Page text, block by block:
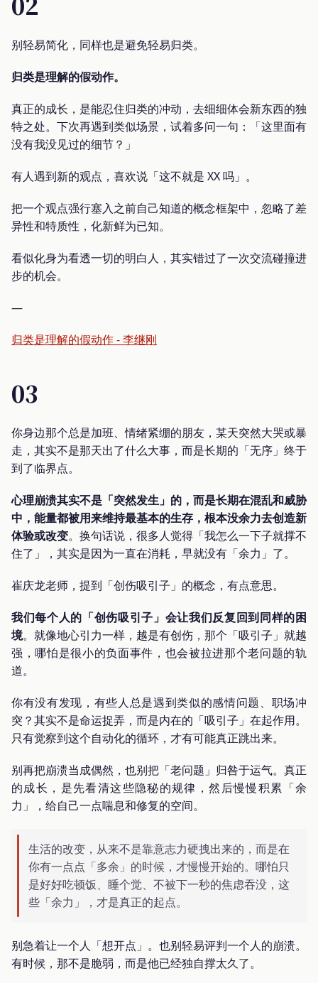
别轻易简化，同样也是避免轻易归类。
归类是理解的假动作。
真正的成长，是能忍住归类的冲动，去细细体会新东西的独
特之处。下次再遇到类似场景，试着多问一句：「这里面有
没有我没见过的细节？」
有人遇到新的观点，喜欢说「这不就是 XX 吗」。
把一个观点强行塞入之前自己知道的概念框架中，忽略了差
异性和特质性，化新鲜为已知。
看似化身为看透一切的明白人，其实错过了一次交流碰撞进
步的机会。
—
归类是理解的假动作 - 李继刚
03
你身边那个总是加班、情绪紧绷的朋友，某天突然大哭或暴
走，其实不是那天出了什么大事，而是长期的「无序」终于
到了临界点。
心理崩溃其实不是「突然发生」的，而是长期在混乱和威胁
中，能量都被用来维持最基本的生存，根本没余力去创造新
体验或改变。换句话说，很多人觉得「我怎么一下子就撑不
住了」，其实是因为一直在消耗，早就没有「余力」了。
崔庆龙老师，提到「创伤吸引子」的概念，有点意思。
我们每个人的「创伤吸引子」会让我们反复回到同样的困
境。就像地心引力一样，越是有创伤，那个「吸引子」就越
强，哪怕是很小的负面事件，也会被拉进那个老问题的轨
道。
你有没有发现，有些人总是遇到类似的感情问题、职场冲
突？其实不是命运捉弄，而是内在的「吸引子」在起作用。
只有觉察到这个自动化的循环，才有可能真正跳出来。
别再把崩溃当成偶然，也别把「老问题」归咎于运气。真正
的成长，是先看清这些隐秘的规律，然后慢慢积累「余
力」，给自己一点喘息和修复的空间。
生活的改变，从来不是靠意志力硬拽出来的，而是在
你有一点点「多余」的时候，才慢慢开始的。哪怕只
是好好吃顿饭、睡个觉、不被下一秒的焦虑吞没，这
些「余力」，才是真正的起点。
别急着让一个人「想开点」。也别轻易评判一个人的崩溃。
有时候，那不是脆弱，而是他已经独自撑太久了。